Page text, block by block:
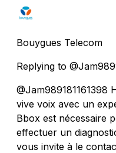
Bouygues Telecom
Replying to
@Jam989181161398
vive voix avec un
Bbox est nécessaire
effectuer un
vous invite à le